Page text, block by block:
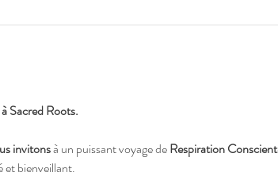
Sacred Roots.
invitons à un puissant voyage de Respiration
et bienveillant.